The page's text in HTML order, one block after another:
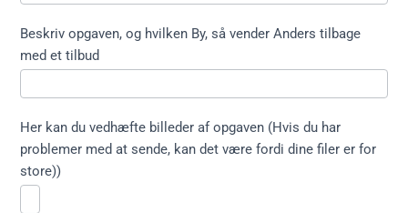
Beskriv opgaven, og hvilken By, så vender Anders tilbage
med et tilbud
Her kan du vedhæfte billeder af opgaven (Hvis du har
problemer med at sende, kan det være fordi dine filer er for
store))